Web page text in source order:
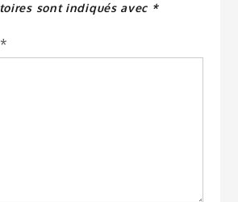
sont indiqués avec *
*